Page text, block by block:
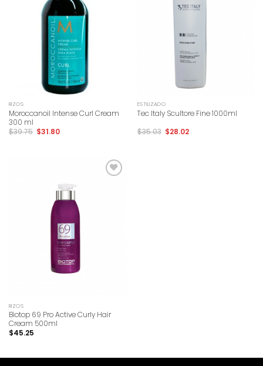
RIZOS
Moroccanoil Intense Curl Cream
300 ml
$39.75 $31.80
ESTILIZADO
Tec Italy Scultore Fine 1000ml
$35.03 $28.02
RIZOS
Biotop 69 Pro Active Curly Hair
Cream 500ml
$45.25